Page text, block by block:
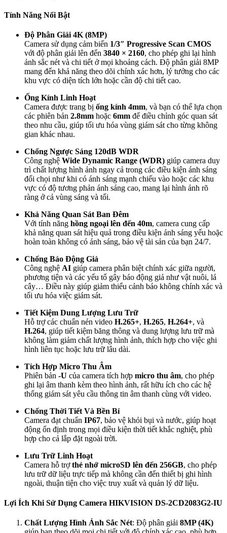
Tính Năng Nổi Bật
Độ Phân Giải 4K (8MP)
Camera sử dụng cảm biến 1/3″ Progressive Scan CMOS
với độ phân giải lên đến 3840 × 2160, cho phép ghi lại hình
ảnh sắc nét và chi tiết ở mọi khoảng cách. Độ phân giải 8MP
mang đến khả năng theo dõi chính xác hơn, lý tưởng cho các
khu vực có diện tích lớn hoặc cần độ chi tiết cao.
Ống Kính Linh Hoạt
Camera được trang bị ống kính 4mm, và bạn có thể lựa chọn
các phiên bản 2.8mm hoặc 6mm để điều chỉnh góc quan sát
theo nhu cầu, giúp tối ưu hóa vùng giám sát cho từng không
gian khác nhau.
Chống Ngược Sáng 120dB WDR
Công nghệ Wide Dynamic Range (WDR) giúp camera duy
trì chất lượng hình ảnh ngay cả trong các điều kiện ánh sáng
đối chọi như khi có ánh sáng mạnh chiếu vào hoặc các khu
vực có độ tương phản ánh sáng cao, mang lại hình ảnh rõ
ràng ở cả vùng sáng và tối.
Khả Năng Quan Sát Ban Đêm
Với tính năng hồng ngoại lên đến 40m, camera cung cấp
khả năng quan sát hiệu quả trong điều kiện ánh sáng yếu hoặc
hoàn toàn không có ánh sáng, bảo vệ tài sản của bạn 24/7.
Chống Báo Động Giả
Công nghệ AI giúp camera phân biệt chính xác giữa người,
phương tiện và các yếu tố gây báo động giả như vật nuôi, lá
cây… Điều này giúp giảm thiểu cảnh báo không chính xác và
tối ưu hóa việc giám sát.
Tiết Kiệm Dung Lượng Lưu Trữ
Hỗ trợ các chuẩn nén video H.265+, H.265, H.264+, và
H.264, giúp tiết kiệm băng thông và dung lượng lưu trữ mà
không làm giảm chất lượng hình ảnh, thích hợp cho việc ghi
hình liên tục hoặc lưu trữ lâu dài.
Tích Hợp Micro Thu Âm
Phiên bản -U của camera tích hợp micro thu âm, cho phép
ghi lại âm thanh kèm theo hình ảnh, rất hữu ích cho các hệ
thống giám sát yêu cầu thông tin âm thanh cùng với video.
Chống Thời Tiết Và Bền Bỉ
Camera đạt chuẩn IP67, bảo vệ khỏi bụi và nước, giúp hoạt
động ổn định trong mọi điều kiện thời tiết khắc nghiệt, phù
hợp cho cả lắp đặt ngoài trời.
Lưu Trữ Linh Hoạt
Camera hỗ trợthẻ nhớ microSD lên đến 256GB, cho phép
lưu trữ dữ liệu trực tiếp mà không cần đến thiết bị ghi hình
ngoài, thuận tiện cho việc truy xuất và quản lý dữ liệu.
Lợi Ích Khi Sử Dụng Camera HIKVISION DS-2CD2083G2-IU
Chất Lượng Hình Ảnh Sắc Nét: Độ phân giải 8MP (4K)